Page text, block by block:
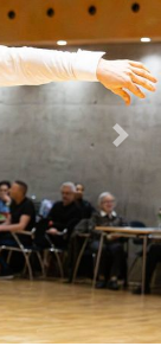
Next